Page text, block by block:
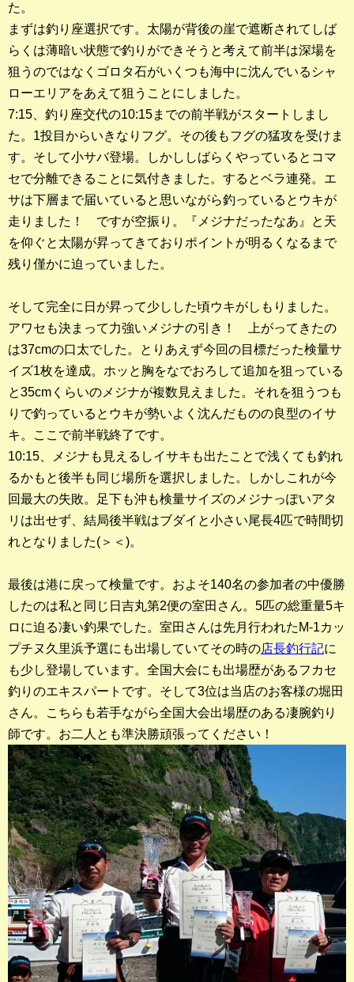
た。
まずは釣り座選択です。太陽が背後の崖で遮断されてしば
らくは薄暗い状態で釣りができそうと考えて前半は深場を
狙うのではなくゴロタ石がいくつも海中に沈んでいるシャ
ローエリアをあえて狙うことにしました。
7:15、釣り座交代の10:15までの前半戦がスタートしまし
た。1投目からいきなりフグ。その後もフグの猛攻を受けま
す。そして小サバ登場。しかししばらくやっているとコマ
セで分離できることに気付きました。するとベラ連発。エ
サは下層まで届いていると思いながら釣っているとウキが
走りました！ ですが空振り。『メジナだったなあ』と天
を仰ぐと太陽が昇ってきておりポイントが明るくなるまで
残り僅かに迫っていました。
そして完全に日が昇って少しした頃ウキがしもりました。
アワセも決まって力強いメジナの引き！ 上がってきたの
は37cmの口太でした。とりあえず今回の目標だった検量サ
イズ1枚を達成。ホッと胸をなでおろして追加を狙っている
と35cmくらいのメジナが複数見えました。それを狙うつも
りで釣っているとウキが勢いよく沈んだものの良型のイサ
キ。ここで前半戦終了です。
10:15、メジナも見えるしイサキも出たことで浅くても釣れ
るかもと後半も同じ場所を選択しました。しかしこれが今
回最大の失敗。足下も沖も検量サイズのメジナっぽいアタ
リは出せず、結局後半戦はブダイと小さい尾長4匹で時間切
れとなりました(＞＜)。
最後は港に戻って検量です。およそ140名の参加者の中優勝
したのは私と同じ日吉丸第2便の室田さん。5匹の総重量5キ
ロに迫る凄い釣果でした。室田さんは先月行われたM-1カッ
プチヌ久里浜予選にも出場していてその時の店長釣行記に
も少し登場しています。全国大会にも出場歴があるフカセ
釣りのエキスパートです。そして3位は当店のお客様の堀田
さん。こちらも若手ながら全国大会出場歴のある凄腕釣り
師です。お二人とも準決勝頑張ってください！